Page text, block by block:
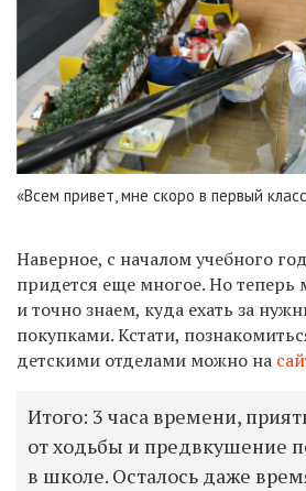
«Всем привет, мне скоро в первый
Наверное, с началом учебного
придется еще многое. Но
и точно знаем, куда ехать за
покупками. Кстати,
детскими отделами можно на
Итого: 3 часа времени,
от ходьбы и предвкушение
в школе. Осталось даже